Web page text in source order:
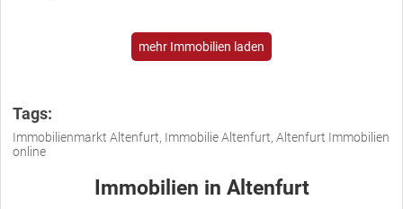
mehr Immobilien laden
Tags:
Immobilienmarkt Altenfurt, Immobilie Altenfurt, Altenfurt Immobilien
online
Immobilien in Altenfurt